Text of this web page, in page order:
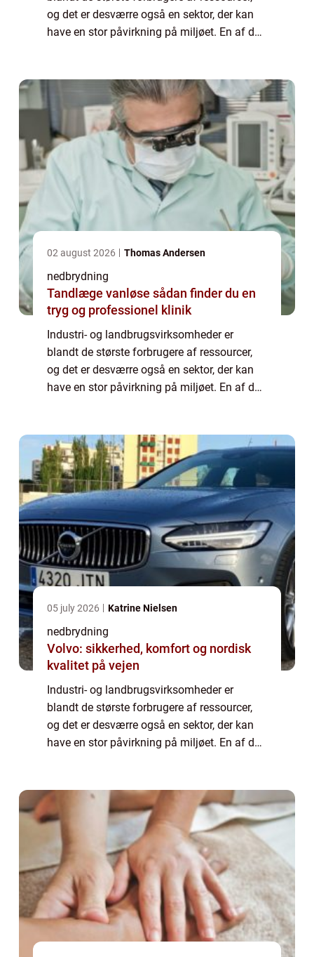
og det er desværre også en sektor, der kan
have en stor påvirkning på miljøet. En af de
02 august 2026 Thomas Andersen
nedbrydning
Tandlæge vanløse sådan finder du en
tryg og professionel klinik
Industri- og landbrugsvirksomheder er
blandt de største forbrugere af ressourcer,
og det er desværre også en sektor, der kan
have en stor påvirkning på miljøet. En af de
05 july 2026 Katrine Nielsen
nedbrydning
Volvo: sikkerhed, komfort og nordisk
kvalitet på vejen
Industri- og landbrugsvirksomheder er
blandt de største forbrugere af ressourcer,
og det er desværre også en sektor, der kan
have en stor påvirkning på miljøet. En af de